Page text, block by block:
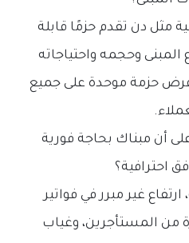
مثل دن تقدم حزمًا قابلة
وحجمه واحتياجاته
فرض حزمة موحدة على جميع
أن مبناك بحاجة فورية
احترافية؟
ارتفاع غير مبرر في فواتير
من المستأجرين، وغياب